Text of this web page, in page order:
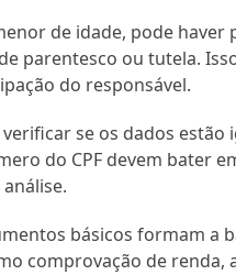
de idade, pode
parentesco ou tutela.
do responsável.
se os dados
do CPF devem bater
básicos formam a
comprovação de